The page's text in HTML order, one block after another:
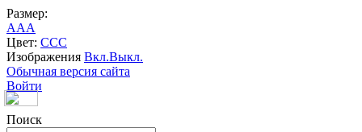
Размер:
AAA
Цвет: CCC
Изображения Вкл.Выкл.
Обычная версия сайта
Войти
Поиск